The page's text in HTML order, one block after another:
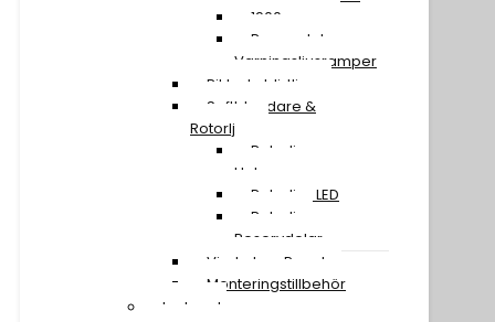
1900 mm »
Reservdelar
Varningsljusramper
Riktade blixtljus
Saftblandare &
Rotorljus
Rotorljus
Halogen
Rotorljus LED
Rotorljus
Reservdelar
Vindruta – Panel
Monteringstillbehör
Led- och